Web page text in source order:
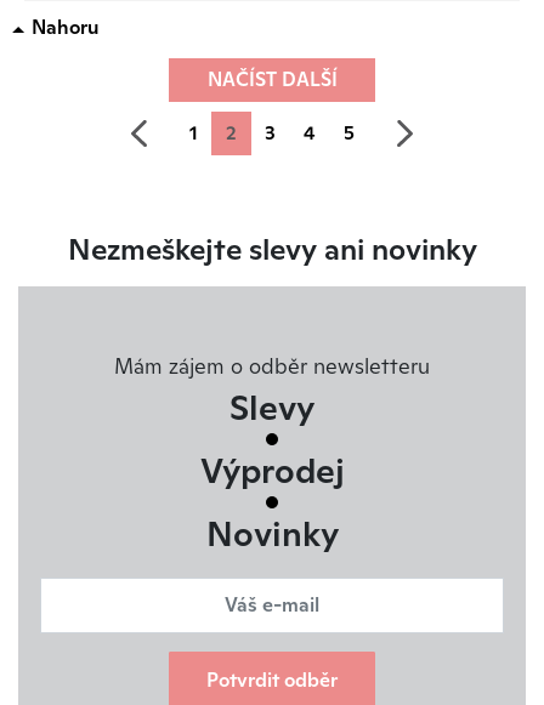
Nahoru
NAČÍST DALŠÍ
předchozí
1 2 3 4 5
Nezmeškejte slevy ani novinky
Mám zájem o odběr newsletteru
Slevy
Výprodej
Novinky
Potvrdit odběr